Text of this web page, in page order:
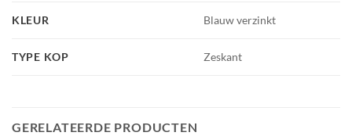
KLEUR Blauw verzinkt
TYPE KOP Zeskant
GERELATEERDE PRODUCTEN